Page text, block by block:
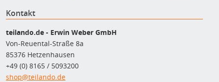
Kontakt
teilando.de - Erwin Weber GmbH
Von-Reuental-Straße 8a
85376 Hetzenhausen
+49 (0) 8165 / 5093200
shop@teilando.de